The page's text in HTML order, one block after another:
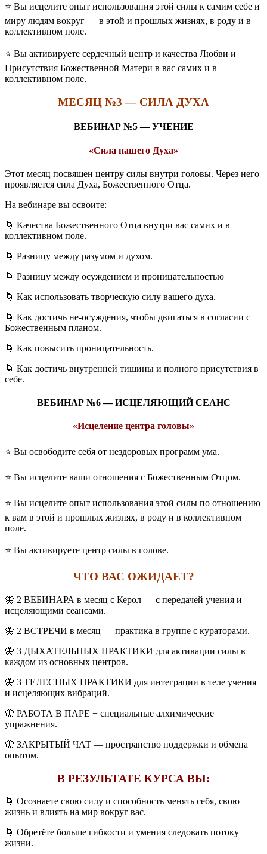
⭐️ Вы исцелите опыт использования этой силы к самим себе и
миру людям вокруг — в этой и прошлых жизнях, в роду и в
коллективном поле.
⭐️ Вы активируете сердечный центр и качества Любви и
Присутствия Божественной Матери в вас самих и в
коллективном поле.
МЕСЯЦ №3 — СИЛА ДУХА
ВЕБИНАР №5 — УЧЕНИЕ
«Сила нашего Духа»
Этот месяц посвящен центру силы внутри головы. Через него
проявляется сила Духа, Божественного Отца.
На вебинаре вы освоите:
🌀 Качества Божественного Отца внутри вас самих и в
коллективном поле.
🌀 Разницу между разумом и духом.
🌀 Разницу между осуждением и проницательностью
🌀 Как использовать творческую силу вашего духа.
🌀 Как достичь не-осуждения, чтобы двигаться в согласии с
Божественным планом.
🌀 Как повысить проницательность.
🌀 Как достичь внутренней тишины и полного присутствия в
себе.
ВЕБИНАР №6 —ИСЦЕЛЯЮЩИЙ СЕАНС
«Исцеление центра головы»
⭐️ Вы освободите себя от нездоровых программ ума.
⭐️ Вы исцелите ваши отношения с Божественным Отцом.
⭐️ Вы исцелите опыт использования этой силы по отношению
к вам в этой и прошлых жизнях, в роду и в коллективном
поле.
⭐️ Вы активируете центр силы в голове.
ЧТО ВАС ОЖИДАЕТ?
🦋 2 ВЕБИНАРА в месяц с Керол — с передачей учения и
исцеляющими сеансами.
🦋 2 ВСТРЕЧИ в месяц — практика в группе с кураторами.
🦋 3 ДЫХАТЕЛЬНЫХ ПРАКТИКИ для активации силы в
каждом из основных центров.
🦋 3 ТЕЛЕСНЫХ ПРАКТИКИ для интеграции в теле учения
и исцеляющих вибраций.
🦋 РАБОТА В ПАРЕ + специальные алхимические
упражнения.
🦋 ЗАКРЫТЫЙ ЧАТ — пространство поддержки и обмена
опытом.
В РЕЗУЛЬТАТЕ КУРСА ВЫ:
🌀 Осознаете свою силу и способность менять себя, свою
жизнь и влиять на мир вокруг вас.
🌀 Обретёте больше гибкости и умения следовать потоку
жизни.